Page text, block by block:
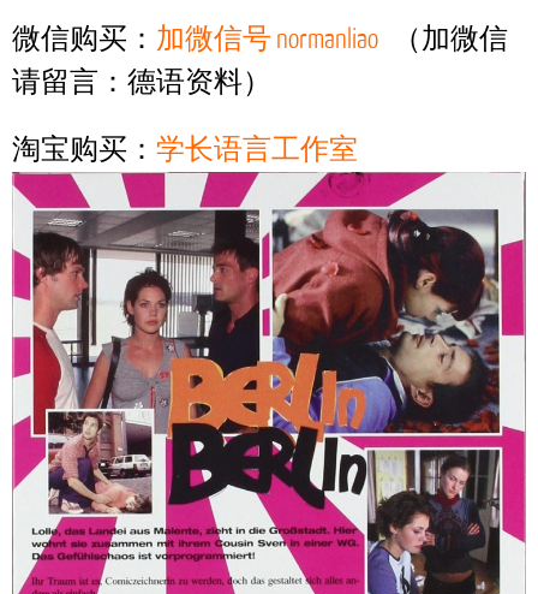
微信购买： 加微信号 normanliao
（加微信
请留言：德语资料）
淘宝购买： 学长语言工作室